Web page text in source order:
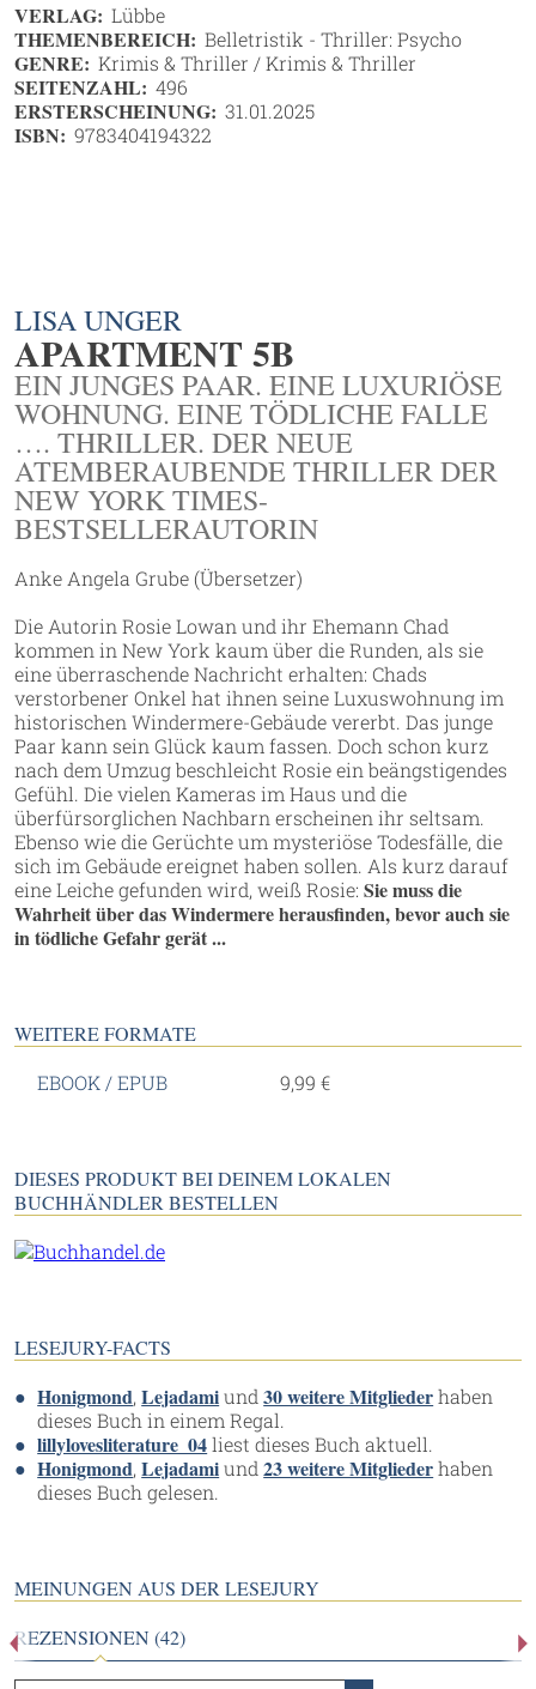
VERLAG: Lübbe
THEMENBEREICH: Belletristik - Thriller: Psycho
GENRE: Krimis & Thriller / Krimis & Thriller
SEITENZAHL: 496
ERSTERSCHEINUNG: 31.01.2025
ISBN: 9783404194322
LISA UNGER
APARTMENT 5B
EIN JUNGES PAAR. EINE LUXURIÖSE
WOHNUNG. EINE TÖDLICHE FALLE
…. THRILLER. DER NEUE
ATEMBERAUBENDE THRILLER DER
NEW YORK TIMES-
BESTSELLERAUTORIN
Anke Angela Grube (Übersetzer)
Die Autorin Rosie Lowan und ihr Ehemann Chad
kommen in New York kaum über die Runden, als sie
eine überraschende Nachricht erhalten: Chads
verstorbener Onkel hat ihnen seine Luxuswohnung im
historischen Windermere-Gebäude vererbt. Das junge
Paar kann sein Glück kaum fassen. Doch schon kurz
nach dem Umzug beschleicht Rosie ein beängstigendes
Gefühl. Die vielen Kameras im Haus und die
überfürsorglichen Nachbarn erscheinen ihr seltsam.
Ebenso wie die Gerüchte um mysteriöse Todesfälle, die
sich im Gebäude ereignet haben sollen. Als kurz darauf
eine Leiche gefunden wird, weiß Rosie: Sie muss die
Wahrheit über das Windermere herausfinden, bevor auch sie
in tödliche Gefahr gerät ...
WEITERE FORMATE
EBOOK / EPUB
9,99 €
DIESES PRODUKT BEI DEINEM LOKALEN
BUCHHÄNDLER BESTELLEN
LESEJURY-FACTS
Honigmond,Lejadamiund30 weitere Mitgliederhaben
dieses Buch in einem Regal.
lillylovesliterature_04liest dieses Buch aktuell.
Honigmond,Lejadamiund23 weitere Mitgliederhaben
dieses Buch gelesen.
MEINUNGEN AUS DER LESEJURY
REZENSIONEN (42)